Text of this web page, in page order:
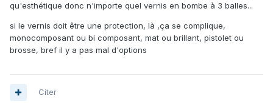
qu'esthétique donc n'importe quel vernis en bombe à 3 balles...
si le vernis doit être une protection, là ,ça se complique,
monocomposant ou bi composant, mat ou brillant, pistolet ou
brosse, bref il y a pas mal d'options
Citer